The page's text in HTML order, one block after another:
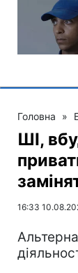
Головна »
ШІ,
16:33